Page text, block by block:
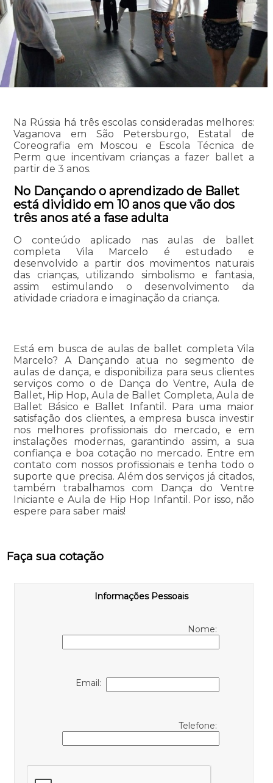
Na Rússia há três escolas consideradas melhores:
Vaganova em São Petersburgo, Estatal de
Coreografia em Moscou e Escola Técnica de
Perm que incentivam crianças a fazer ballet a
partir de 3 anos.
No Dançando o aprendizado de Ballet
está dividido em 10 anos que vão dos
três anos até a fase adulta
O conteúdo aplicado nas aulas de ballet
completa Vila Marcelo é estudado e
desenvolvido a partir dos movimentos naturais
das crianças, utilizando simbolismo e fantasia,
assim estimulando o desenvolvimento da
atividade criadora e imaginação da criança.
Está em busca de aulas de ballet completa Vila
Marcelo? A Dançando atua no segmento de
aulas de dança, e disponibiliza para seus clientes
serviços como o de Dança do Ventre, Aula de
Ballet, Hip Hop, Aula de Ballet Completa, Aula de
Ballet Básico e Ballet Infantil. Para uma maior
satisfação dos clientes, a empresa busca investir
nos melhores profissionais do mercado, e em
instalações modernas, garantindo assim, a sua
confiança e boa cotação no mercado. Entre em
contato com nossos profissionais e tenha todo o
suporte que precisa. Além dos serviços já citados,
também trabalhamos com Dança do Ventre
Iniciante e Aula de Hip Hop Infantil. Por isso, não
espere para saber mais!
Faça sua cotação
Informações Pessoais
Nome:
Email:
Telefone: